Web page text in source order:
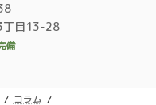
丁目13-28
備
コラム